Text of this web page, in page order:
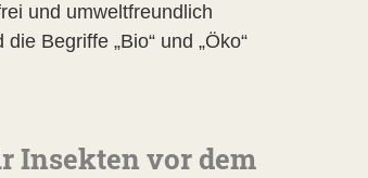
und umweltfreundlich
Begriffe „Bio“ und „Öko“
Insekten vor dem